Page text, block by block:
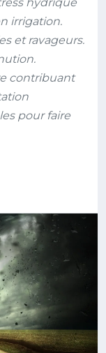
irrigation.
et ravageurs.
contribuant
pour faire